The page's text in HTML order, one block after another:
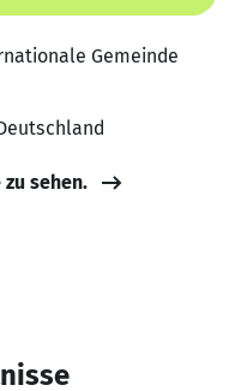
Gemeinde
sehen.